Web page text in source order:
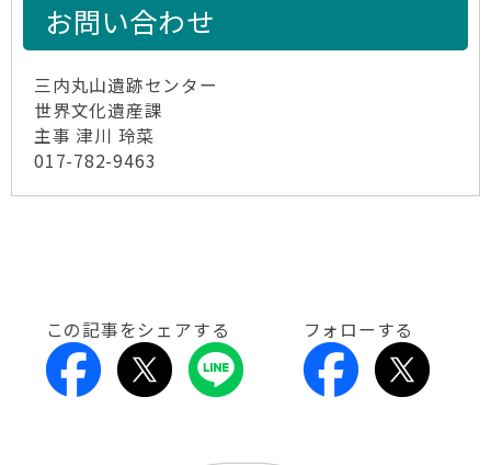
お問い合わせ
三内丸山遺跡センター
世界文化遺産課
主事 津川 玲菜
017-782-9463
この記事をシェアする フォローする